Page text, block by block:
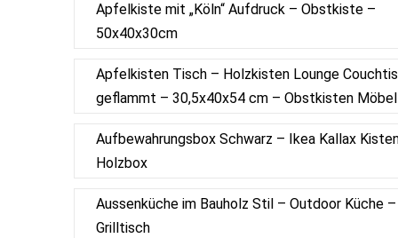
Apfelkiste mit „Köln“ Aufdruck – Obstkiste –
50x40x30cm
Apfelkisten Tisch – Holzkisten Lounge
geflammt – 30,5x40x54 cm – Obstkisten Möbel
Aufbewahrungsbox Schwarz – Ikea Kallax
Holzbox
Aussenküche im Bauholz Stil – Outdoor Küche –
Grilltisch